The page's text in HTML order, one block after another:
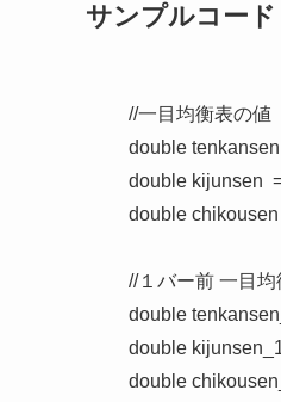
サンプルコード
   //一目均衡表の値
double
double
double
//１バー前 一目
double
double
double